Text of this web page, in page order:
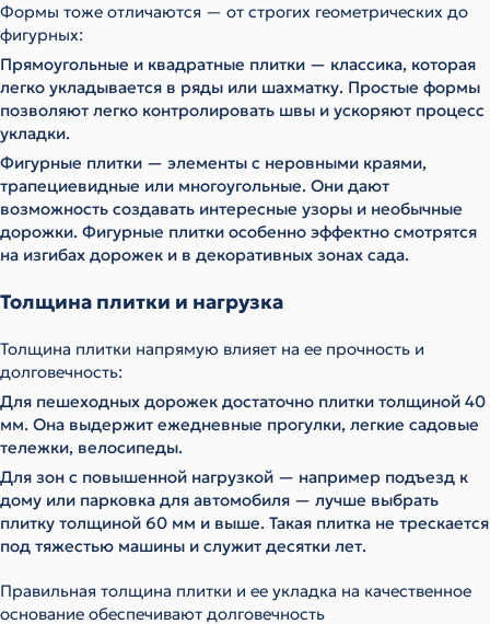
Формы тоже отличаются — от строгих геометрических до
фигурных:
Прямоугольные и квадратные плитки — классика, которая
легко укладывается в ряды или шахматку. Простые формы
позволяют легко контролировать швы и ускоряют процесс
укладки.
Фигурные плитки — элементы с неровными краями,
трапециевидные или многоугольные. Они дают
возможность создавать интересные узоры и необычные
дорожки. Фигурные плитки особенно эффектно смотрятся
на изгибах дорожек и в декоративных зонах сада.
Толщина плитки и нагрузка
Толщина плитки напрямую влияет на ее прочность и
долговечность:
Для пешеходных дорожек достаточно плитки толщиной 40
мм. Она выдержит ежедневные прогулки, легкие садовые
тележки, велосипеды.
Для зон с повышенной нагрузкой — например подъезд к
дому или парковка для автомобиля — лучше выбрать
плитку толщиной 60 мм и выше. Такая плитка не трескается
под тяжестью машины и служит десятки лет.
Правильная толщина плитки и ее укладка на качественное
основание обеспечивают долговечность